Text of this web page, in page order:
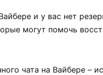
и у вас нет
могут помочь
чата на Вайбере –